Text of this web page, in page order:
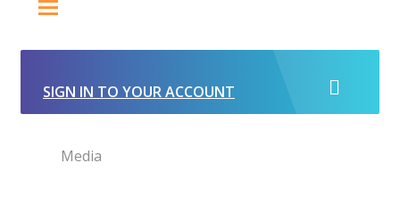
SIGN IN TO YOUR ACCOUNT
Media